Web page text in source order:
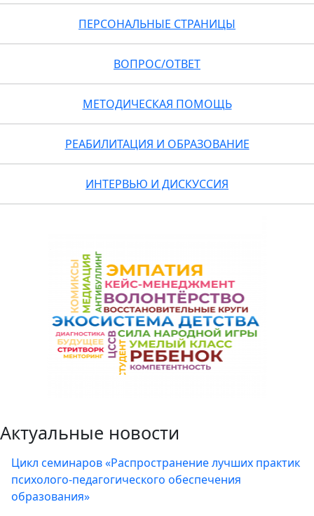
ПЕРСОНАЛЬНЫЕ СТРАНИЦЫ
ВОПРОС/ОТВЕТ
МЕТОДИЧЕСКАЯ ПОМОЩЬ
РЕАБИЛИТАЦИЯ И ОБРАЗОВАНИЕ
ИНТЕРВЬЮ И ДИСКУССИЯ
Актуальные новости
Цикл семинаров «Распространение лучших практик
психолого-педагогического обеспечения
образования»